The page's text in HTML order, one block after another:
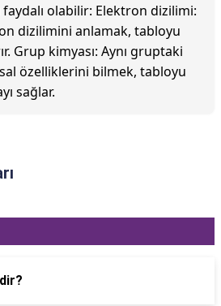
olabilir: Elektron dizilimi:
dizilimini anlamak, tabloyu
Grup kimyası: Aynı gruptaki
özelliklerini bilmek, tabloyu
sağlar.